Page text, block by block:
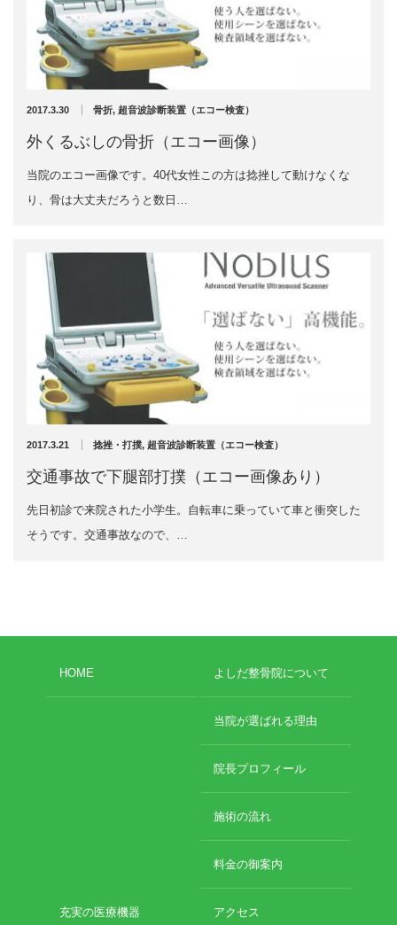
2017.3.30 骨折, 超音波診断装置（エコー検査）
外くるぶしの骨折（エコー画像）
当院のエコー画像です。40代女性この方は捻挫して動けなくな
り、骨は大丈夫だろうと数日…
2017.3.21 捻挫・打撲, 超音波診断装置（エコー検査）
交通事故で下腿部打撲（エコー画像あり）
先日初診で来院された小学生。自転車に乗っていて車と衝突した
そうです。交通事故なので、…
HOME よしだ整骨院について
当院が選ばれる理由
院長プロフィール
施術の流れ
料金の御案内
充実の医療機器 アクセス
2017年7月
2017年6月
2017年5月
2017年4月
2017年2月
カテゴリー
休日診療・休診の御案内
当院からのお知らせ
捻挫・打撲
施術について
肉離れ
超音波診断装置（エコー検査）
捻挫・肉離れ・打撲・脱臼・骨折
交通事故の施術について
首の痛み
肩の痛み
膝の痛み